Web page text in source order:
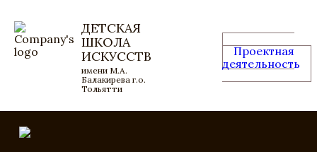
ДЕТСКАЯ
ШКОЛА
ИСКУССТВ
имени М.А.
Балакирева г.о.
Тольятти
Проектная
деятельность